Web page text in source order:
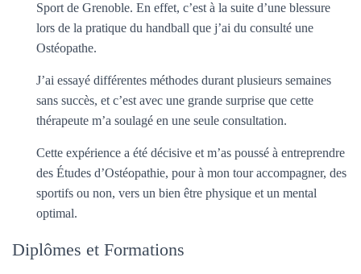
Sport de Grenoble. En effet, c’est à la suite d’une blessure
lors de la pratique du handball que j’ai du consulté une
Ostéopathe.
J’ai essayé différentes méthodes durant plusieurs semaines
sans succès, et c’est avec une grande surprise que cette
thérapeute m’a soulagé en une seule consultation.
Cette expérience a été décisive et m’as poussé à entreprendre
des Études d’Ostéopathie, pour à mon tour accompagner, des
sportifs ou non, vers un bien être physique et un mental
optimal.
Diplômes et Formations